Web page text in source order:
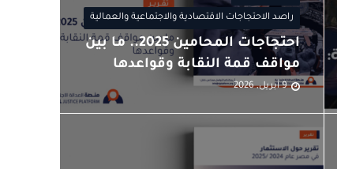
راصد الاحتجاجات الاقتصادية والاجتماعية والعمالية
احتجاجات المحامين 2025.. ما بين
مواقف قمة النقابة وقواعدها
9 أبريل, 2026